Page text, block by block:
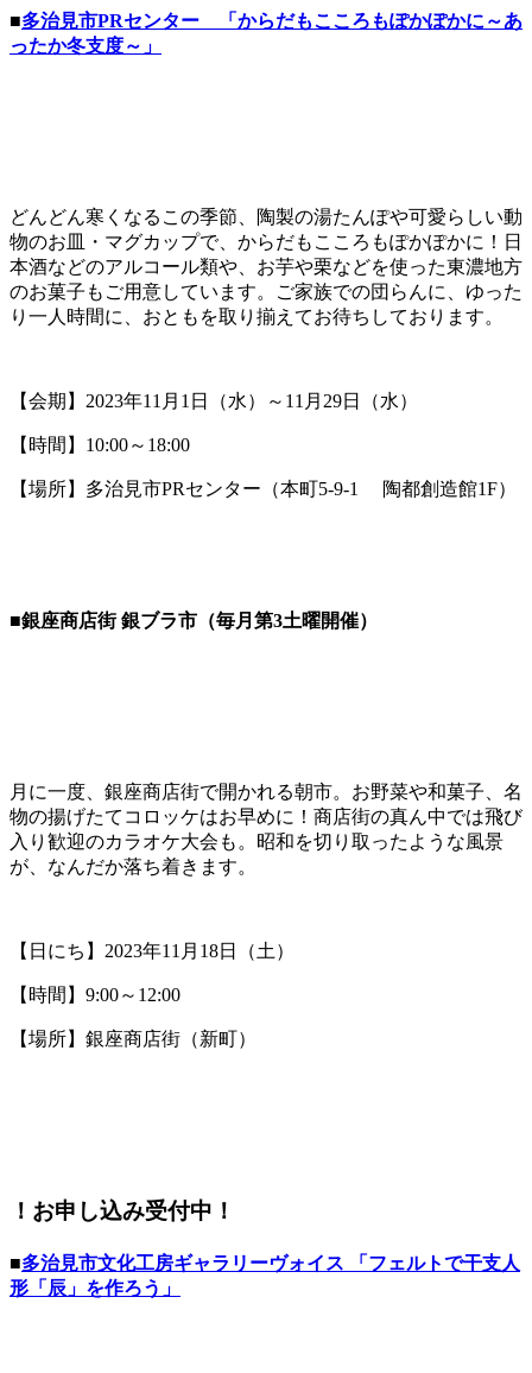
■多治見市PRセンター 「からだもこころもぽかぽかに～あ
ったか冬支度～」
どんどん寒くなるこの季節、陶製の湯たんぽや可愛らしい動
物のお皿・マグカップで、からだもこころもぽかぽかに！日
本酒などのアルコール類や、お芋や栗などを使った東濃地方
のお菓子もご用意しています。ご家族での団らんに、ゆった
り一人時間に、おともを取り揃えてお待ちしております。
【会期】2023年11月1日（水）～11月29日（水）
【時間】10:00～18:00
【場所】多治見市PRセンター（本町5-9-1 陶都創造館1F）
■銀座商店街 銀ブラ市（毎月第3土曜開催）
月に一度、銀座商店街で開かれる朝市。お野菜や和菓子、名
物の揚げたてコロッケはお早めに！商店街の真ん中では飛び
入り歓迎のカラオケ大会も。昭和を切り取ったような風景
が、なんだか落ち着きます。
【日にち】2023年11月18日（土）
【時間】9:00～12:00
【場所】銀座商店街（新町）
！お申し込み受付中！
■多治見市文化工房ギャラリーヴォイス 「フェルトで干支人
形「辰」を作ろう」